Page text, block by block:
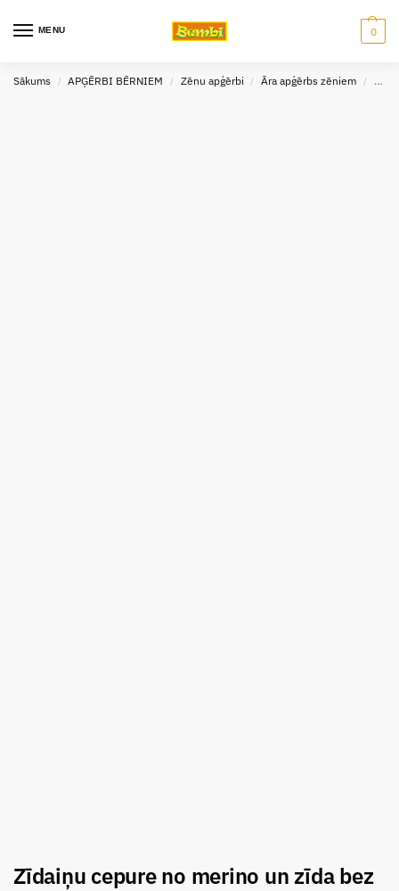
MENU 0
Sākums / APĢĒRBI BĒRNIEM / Zēnu apģērbi / Āra apģērbs zēniem /
Zīdaiņu cepure no merino un zīda bez